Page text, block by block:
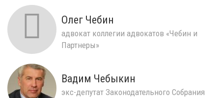
Олег Чебин
адвокат коллегии адвокатов «Чебин и
Партнеры»
Вадим Чебыкин
экс-депутат Законодательного Собрания